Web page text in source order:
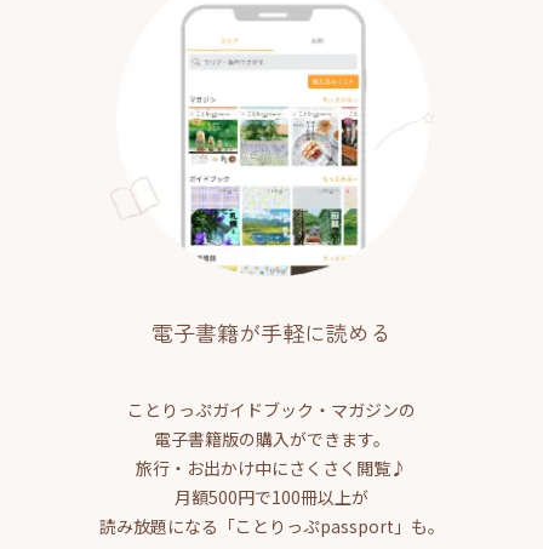
電子書籍が手軽に読める
ことりっぷガイドブック・マガジンの
電子書籍版の購入ができます。
旅行・お出かけ中にさくさく閲覧♪
月額500円で100冊以上が
読み放題になる「ことりっぷpassport」も。